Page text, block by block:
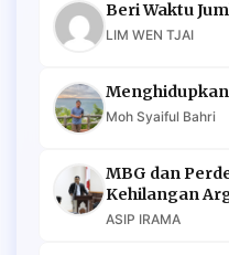
Beri Waktu
LIM WEN TJAI
Moh Syaiful Bahri
MBG dan
Kehilangan
ASIP IRAMA